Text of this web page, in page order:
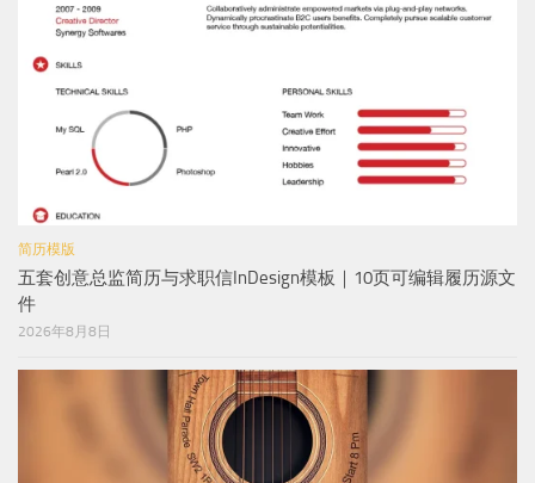
简历模版
五套创意总监简历与求职信InDesign模板｜10页可编辑履历源文
件
2026年8月8日